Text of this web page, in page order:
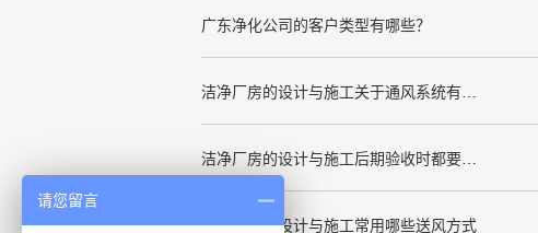
广东净化公司的客户类型有哪些？
洁净厂房的设计与施工常用哪些送风方式
请您留言